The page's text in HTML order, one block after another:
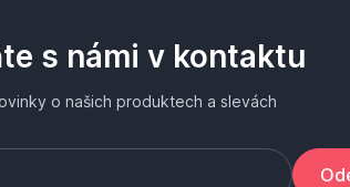
s námi v kontaktu
o našich produktech a slevách